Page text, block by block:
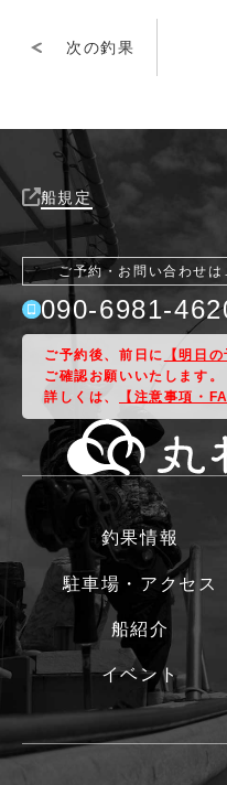
次の釣果
船規定
ご予約・お問い合わせは
090-6981-
ご予約後、前日に 【明日
ご確認お願いいたします。
詳しくは、
【注意事項・
釣果情報
駐車場・アクセス
船紹介
イベント